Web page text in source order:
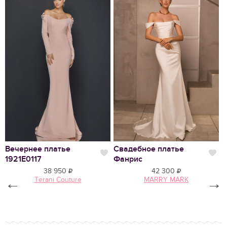
Вечернее платье
1921E0117
Нравится
38 950
Terani Couture
Свадебное платье
Фанрис
42 300
MARRY MARK
← →